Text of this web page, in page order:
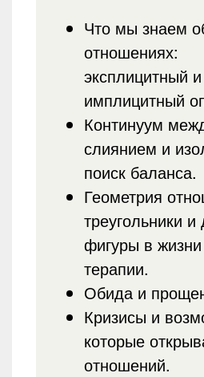
Что мы знаем
отношениях:
эксплицитный и
имплицитный
Континуум
слиянием и
поиск баланса.
Геометрия
треугольники и
фигуры в
терапии.
Обида и
Кризисы и
которые
отношений.